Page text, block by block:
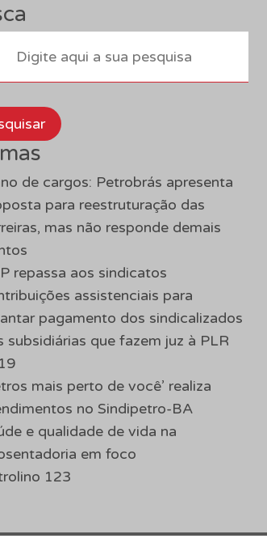
de cargos: Petrobrás apresenta
para reestruturação das
mas não responde demais
repassa aos sindicatos
assistenciais para
pagamento dos sindicalizados
subsidiárias que fazem juz à PLR
mais perto de você’ realiza
no Sindipetro-BA
e qualidade de vida na
em foco
123